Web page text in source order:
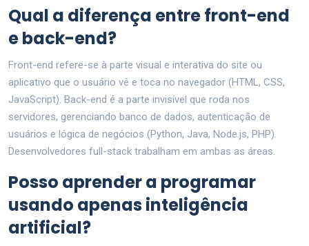
Qual a diferença entre front-end
e back-end?
Front-end refere-se à parte visual e interativa do site ou
aplicativo que o usuário vê e toca no navegador (HTML, CSS,
JavaScript). Back-end é a parte invisível que roda nos
servidores, gerenciando banco de dados, autenticação de
usuários e lógica de negócios (Python, Java, Node.js, PHP).
Desenvolvedores full-stack trabalham em ambas as áreas.
Posso aprender a programar
usando apenas inteligência
artificial?